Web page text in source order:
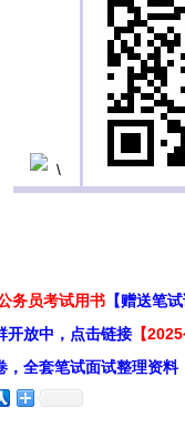
务员考试用书 【赠送笔
开放中，点击链接 【
，全套笔试面试整理资料